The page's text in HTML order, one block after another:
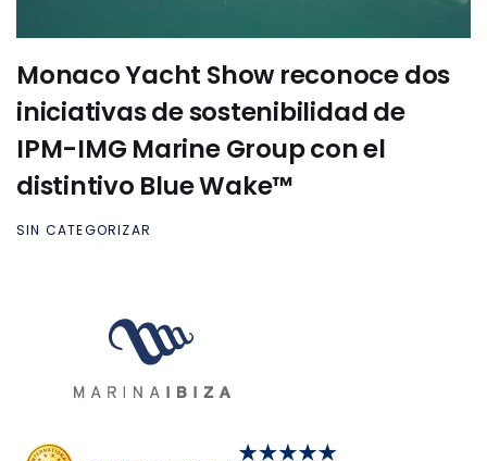
Monaco Yacht Show reconoce dos
iniciativas de sostenibilidad de
IPM-IMG Marine Group con el
distintivo Blue Wake™
SIN CATEGORIZAR